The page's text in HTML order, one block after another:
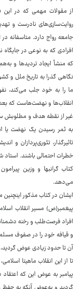
از مقولات مهمی که در
روایت‌سازی‌های نادرست و
جامعه رواج دارد. متاسفانه
افرادی که به نوعی در
که منشأ ایجاد تردیدها و
نگاهی گذرا به تاریخ ملل و
ما را به خود جلب می‌کند،
انقلاب‌ها و نهضت‌هاست که
غیر از نقطه هدف و مطلوبش
به ثمر رسیدن یک نهضت یا
تاثیرگذار، تئوری‌پردازان و
خطرات احتمالی باشند. استاد
کتاب گرانبها و وزین
می‌دهد.
ایشان در کتاب مذکور
پیغمبر(ص) مسیر انقلاب
افراد فرصت‌طلب و رخنه
و قیافه خود را در صفوف
آن تا حدود زیادی عوض
تا از این انقلاب ماهیتا
پیامبر به عوض این که